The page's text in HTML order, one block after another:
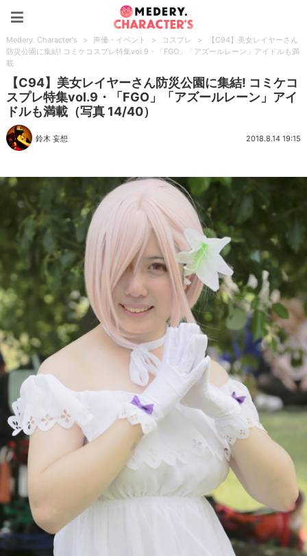
Medery. Character's > 声優・イベント > コスプレ >
【C94】美女レイヤーさん
防災公園に集結! コミケコスプレ特集vol.9・「FGO」「アズールレーン」アイドルも満
載
【C94】美女レイヤーさん防災公園に集結! コミケコ
スプレ特集vol.9・「FGO」「アズールレーン」アイ
ドルも満載（写真 14/40）
鈴木 妄想 2018.8.14 19:15